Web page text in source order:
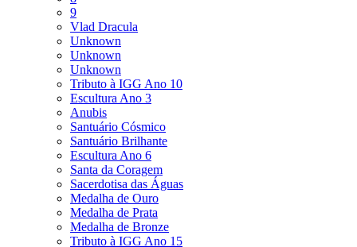
9
Vlad Dracula
Unknown
Unknown
Unknown
Tributo à IGG Ano 10
Escultura Ano 3
Anubis
Santuário Cósmico
Santuário Brilhante
Escultura Ano 6
Santa da Coragem
Sacerdotisa das Águas
Medalha de Ouro
Medalha de Prata
Medalha de Bronze
Tributo à IGG Ano 15